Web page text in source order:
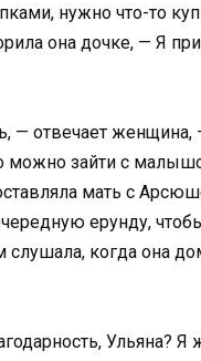
нужно что-то
она дочке, — Я
— отвечает женщина,
можно зайти с
мать с
ерунду,
слушала, когда она
Ульяна? Я